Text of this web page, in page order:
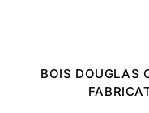
BOIS DOUGLAS